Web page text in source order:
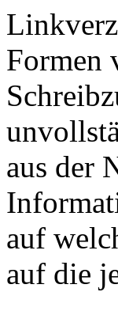
Formen
aus der
auf
auf die